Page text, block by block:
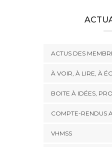
ACTUS DES
À VOIR, À LIRE, À
BOITE À IDÉES,
COMPTE-RENDUS
VHMSS